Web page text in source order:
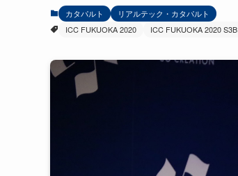
カタパルト
リアルテック・カタパルト
ICC FUKUOKA 2020
ICC FUKUOKA 2020 S3B